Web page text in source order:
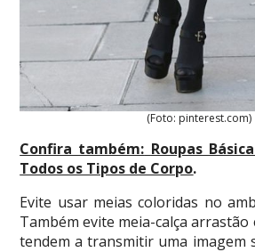
(Foto: pinterest.com)
Confira também: Roupas
Todos os Tipos de Corpo.
Evite usar meias coloridas no
Também evite meia-calça arrastão
tendem a transmitir uma imagem